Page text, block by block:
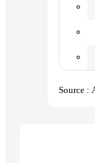
Source :